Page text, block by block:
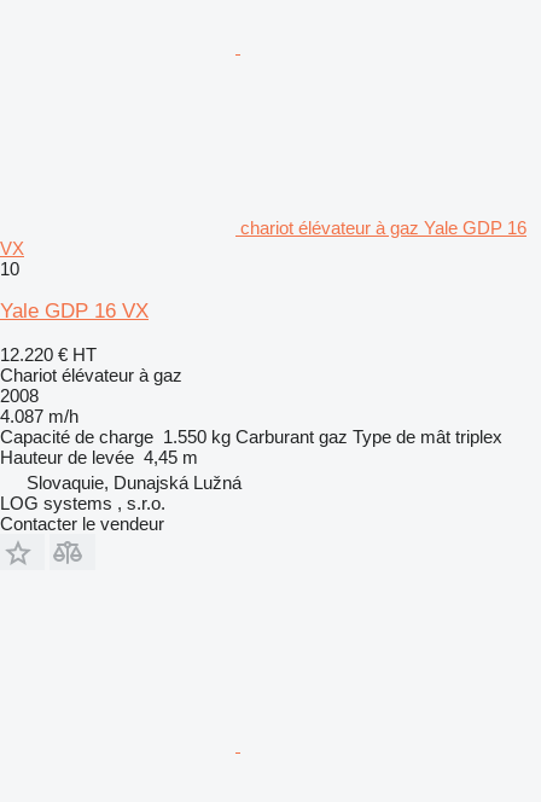
chariot élévateur à gaz Yale GDP 16
VX
10
Yale GDP 16 VX
12.220 € HT
Chariot élévateur à gaz
2008
4.087 m/h
Capacité de charge 1.550 kg Carburant gaz Type de mât triplex
Hauteur de levée 4,45 m
Slovaquie, Dunajská Lužná
LOG systems , s.r.o.
Contacter le vendeur